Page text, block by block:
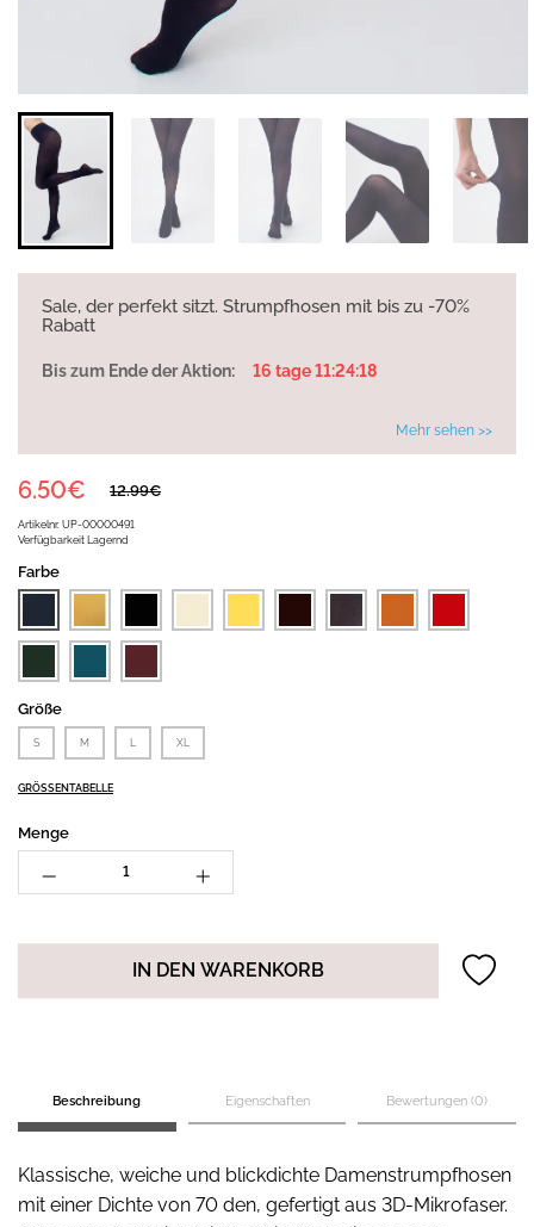
Sale, der perfekt sitzt. Strumpfhosen mit bis zu -70%
Rabatt
Bis zum Ende der Aktion: 16 tage 11:24:18
Mehr sehen >>
Artikelnr. UP-00000491
Verfügbarkeit Lagernd
12.99€
6.50€
Farbe
Größe
S M L XL
GRÖSSENTABELLE
Menge
IN DEN WARENKORB
Beschreibung Eigenschaften Bewertungen (0)
Klassische, weiche und blickdichte Damenstrumpfhosen
mit einer Dichte von 70 den, gefertigt aus 3D-Mikrofaser.